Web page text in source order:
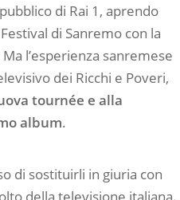
di Rai 1, aprendo
di Sanremo con la
Ma l’esperienza sanremese
dei Ricchi e Poveri,
tournée e alla
album.
di sostituirli in giuria con